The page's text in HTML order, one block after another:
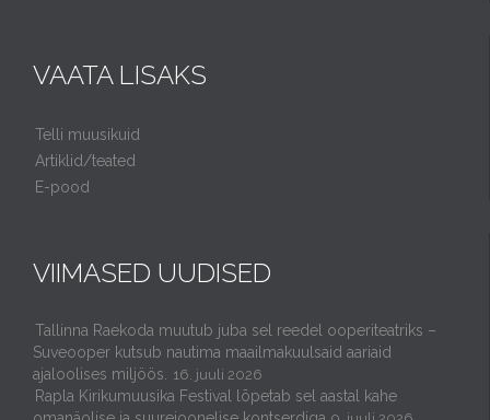
VAATA LISAKS
Telli muusikuid
Artiklid/teated
E-pood
VIIMASED UUDISED
Tallinna Raekoda muutub juba sel reedel ooperiteatriks –
Suveooper kutsub nautima maailmakuulsaid aariaid
ajaloolises miljöös.
16. juuli 2026
Rapla Kirikumuusika Festival lõpetab sel aastal kahe